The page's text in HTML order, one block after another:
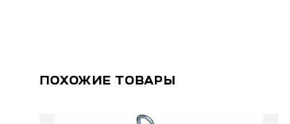
ПОХОЖИЕ ТОВАРЫ